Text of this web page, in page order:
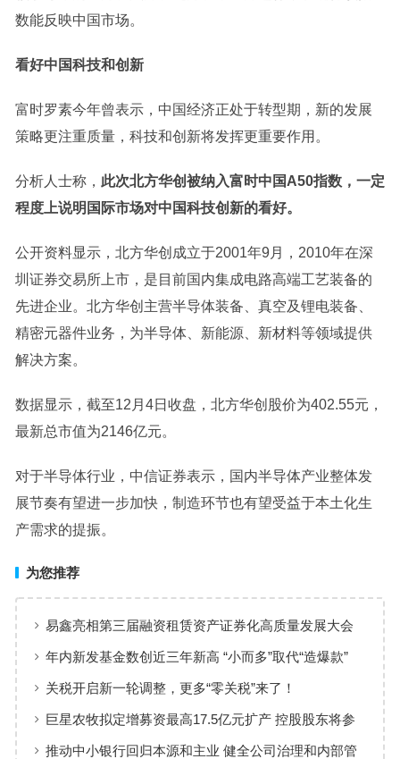
数能反映中国市场。
看好中国科技和创新
富时罗素今年曾表示，中国经济正处于转型期，新的发展
策略更注重质量，科技和创新将发挥更重要作用。
分析人士称， 此次北方华创被纳入富时中国A50指数，一定
程度上说明国际市场对中国科技创新的看好。
公开资料显示，北方华创成立于2001年9月，2010年在深
圳 证券交易所上市，是目前国内集成电路高端工艺装备的
先进企业。北方华创主营半导体装备、真空及锂电装备、
精密元器件业务，为半导体、 新能源、 新材料等领域提供
解决方案。
数据显示，截至12月4日收盘，北方华创股价为402.55元，
最新总市值为2146亿元。
对于半导体行业， 中信证券表示，国内半导体产业整体发
展节奏有望进一步加快，制造环节也有望受益于本土化生
产需求的提振。
为您推荐
易鑫亮相第三届融资租赁资产证券化高质量发展大会
畅途租赁与上海银行达成战略合作
年内新发基金数创近三年新高 “小而多”取代“造爆款”
关税开启新一轮调整，更多“零关税”来了！
巨星农牧拟定增募资最高17.5亿元扩产 控股股东将参
与认购
推动中小银行回归本源和主业 健全公司治理和内部管